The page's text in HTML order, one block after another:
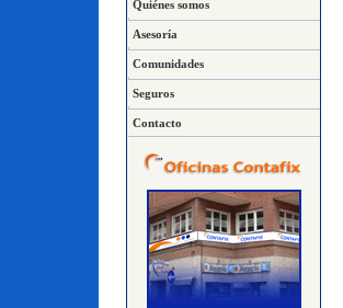
Quiénes somos
Asesoría
Comunidades
Seguros
Contacto